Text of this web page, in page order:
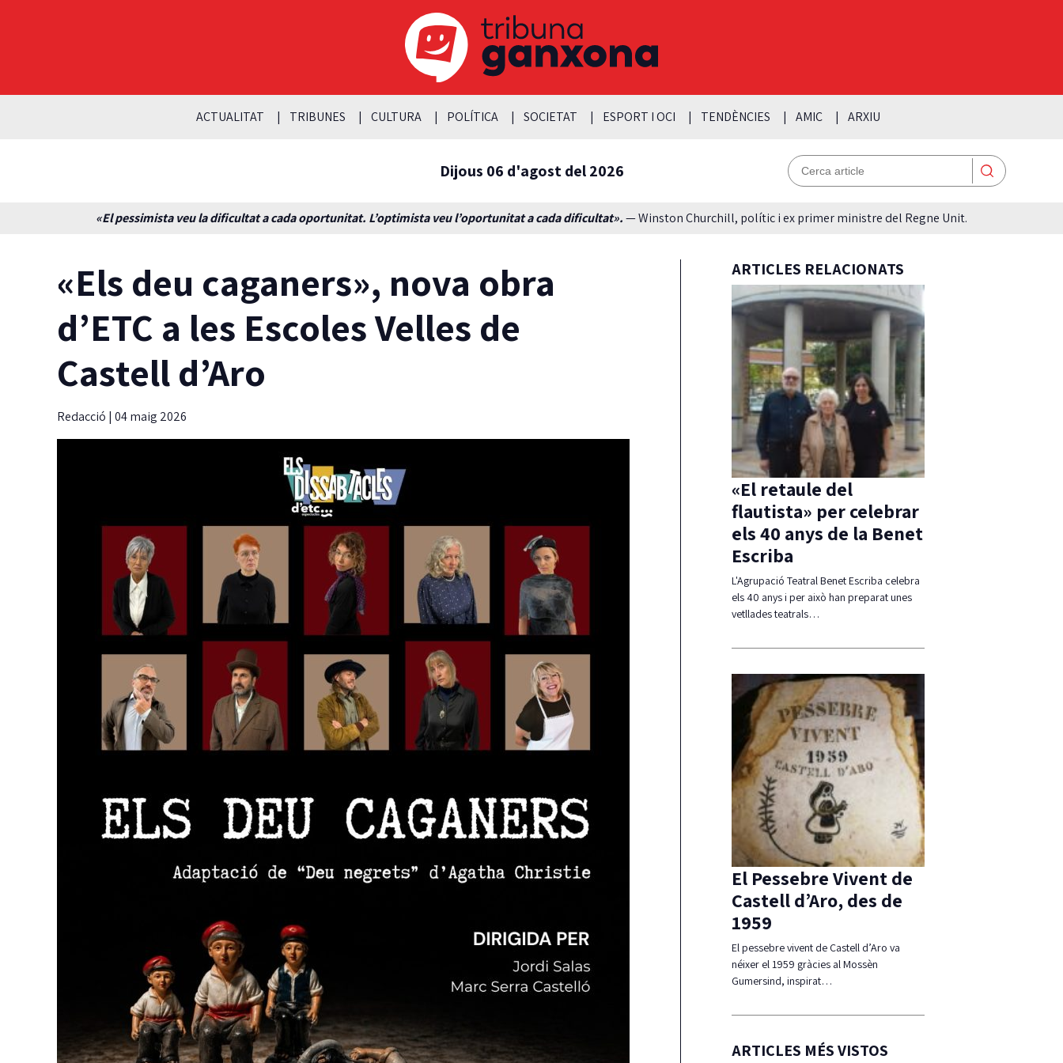
ACTUALITAT TRIBUNES CULTURA POLÍTICA SOCIETAT ESPORT I OCI TENDÈNCIES AMIC ARXIU
Dijous 06 d'agost del 2026
«El pessimista veu la dificultat a cada oportunitat. L’optimista veu l’oportunitat a cada dificultat».— Winston Churchill, polític i ex primer ministre del Regne Unit.
«Els deu caganers», nova obra
d’ETC a les Escoles Velles de
Castell d’Aro
Redacció | 04 maig 2026
ARTICLES RELACIONATS
«El retaule del
flautista» per celebrar
els 40 anys de la Benet
Escriba
L'Agrupació Teatral Benet Escriba celebra
els 40 anys i per això han preparat unes
vetllades teatrals…
El Pessebre Vivent de
Castell d’Aro, des de
1959
El pessebre vivent de Castell d’Aro va
néixer el 1959 gràcies al Mossèn
Gumersind, inspirat…
ARTICLES MÉS VISTOS